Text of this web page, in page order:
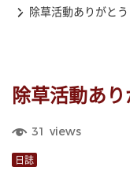
除草活動ありがと
除草活動あ
31 views
日誌